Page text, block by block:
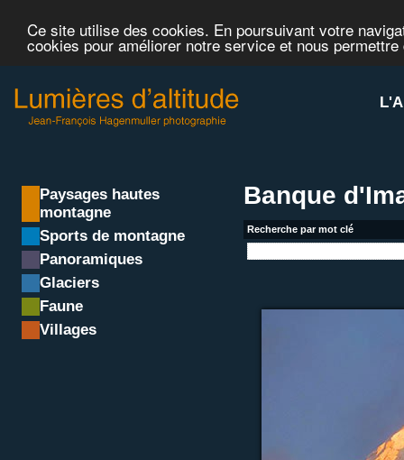
Ce site utilise des cookies. En poursuivant votre
cookies pour améliorer notre service et nous
Paysages hautes
montagne
Sports de montagne
Panoramiques
Glaciers
Faune
Villages
Banque
Recherche par mot clé